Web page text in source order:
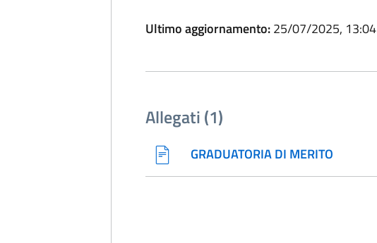
Ultimo aggiornamento:25/07/2025, 13:04
Allegati (1)
GRADUATORIA DI MERITO